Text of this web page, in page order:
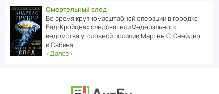
Смертельный след
Во время круп­но­мас­ш­та­бной операции в городке
Бад‑Крой­цнах следо­ва­тели Феде­раль­ного
ведомства уголо­вной полиции Мартен С. Снейдер
и Сабина…
‹Далее›